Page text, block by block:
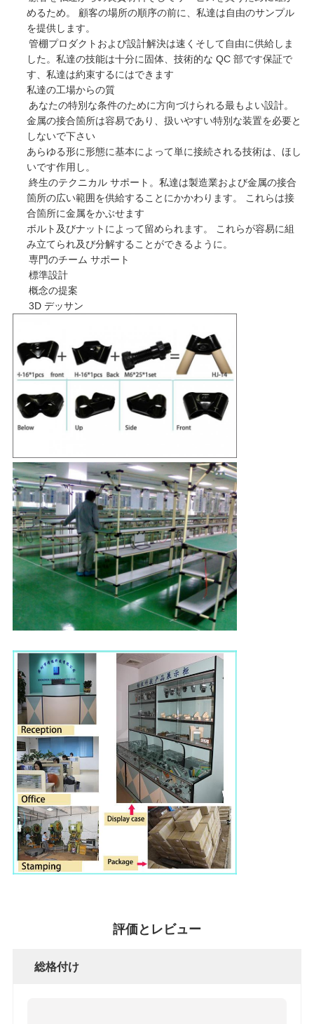
めるため。 顧客の場所の順序の前に、私達は自由のサンプル
を提供します。
管棚プロダクトおよび設計解決は速くそして自由に供給しま
した。私達の技能は十分に固体、技術的な QC 部です保証で
す、私達は約束するにはできます
私達の工場からの質
あなたの特別な条件のために方向づけられる最もよい設計。
金属の接合箇所は容易であり、扱いやすい特別な装置を必要と
しないで下さい
あらゆる形に形態に基本によって単に接続される技術は、ほし
いです作用し。
終生のテクニカル サポート。私達は製造業および金属の接合
箇所の広い範囲を供給することにかかわります。 これらは接
合箇所に金属をかぶせます
ボルト及びナットによって留められます。 これらが容易に組
み立てられ及び分解することができるように。
専門のチーム サポート
標準設計
概念の提案
3D デッサン
評価とレビュー
総格付け